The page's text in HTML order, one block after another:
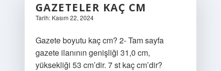
GAZETELER KAÇ CM
Tarih: Kasım 22, 2024
Gazete boyutu kaç cm? 2- Tam sayfa
gazete ilanının genişliği 31,0 cm,
yüksekliği 53 cm’dir. 7 st kaç cm’dir?